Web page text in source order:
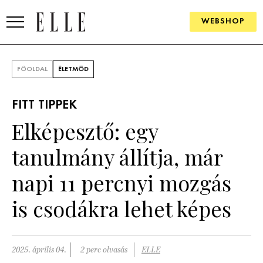
WEBSHOP
SZÉPSÉG
PSZICHÉ
PÁRKAPCSOLAT
FŐOLDAL ÉLETMÓD
FITT TIPPEK
Elképesztő: egy
tanulmány állítja, már
napi 11 percnyi mozgás
is csodákra lehet képes
2025. április 04. 2 perc olvasás ELLE